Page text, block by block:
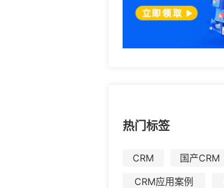
热门标签
CRM 国产CRM
CRM应用案例